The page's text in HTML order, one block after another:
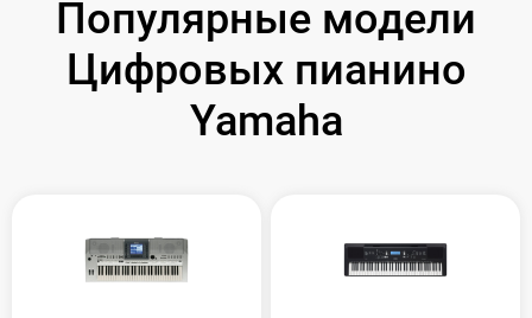
Популярные модели
Цифровых пианино
Yamaha